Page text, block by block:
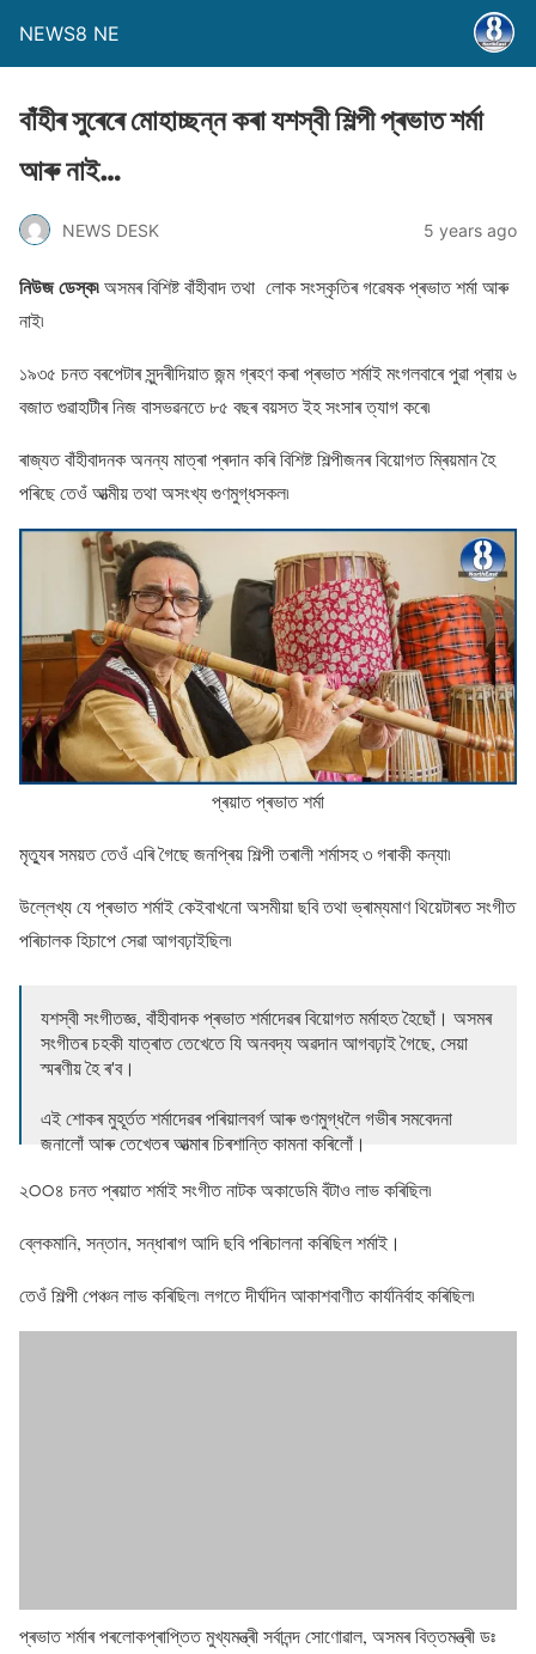
NEWS8 NE
বাঁহীৰ সুৰেৰে মোহাচ্ছন্ন কৰা যশস্বী শিল্পী প্ৰভাত শৰ্মা
আৰু নাই…
NEWS DESK 5 years ago
নিউজ ডেস্ক৷অসমৰ বিশিষ্ট বাঁহীবাদ তথা লোক সংস্কৃতিৰ গৱেষক প্ৰভাত শৰ্মা আৰু
নাই৷
১৯৩৫ চনত বৰপেটাৰ সুন্দৰীদিয়াত জন্ম গ্ৰহণ কৰা প্ৰভাত শৰ্মাই মংগলবাৰে পুৱা প্ৰায় ৬
বজাত গুৱাহাটীৰ নিজ বাসভৱনতে ৮৫ বছৰ বয়সত ইহ সংসাৰ ত্যাগ কৰে৷
ৰাজ্যত বাঁহীবাদনক অনন্য মাত্ৰা প্ৰদান কৰি বিশিষ্ট শিল্পীজনৰ বিয়ােগত ম্ৰিয়মান হৈ
পৰিছে তেওঁ আত্মীয় তথা অসংখ্য গুণমুগ্ধসকল৷
প্ৰয়াত প্ৰভাত শৰ্মা
মৃত্যুৰ সময়ত তেওঁ এৰি গৈছে জনপ্ৰিয় শিল্পী তৰালী শৰ্মাসহ ৩ গৰাকী কন্যা৷
উল্লেখ্য যে প্ৰভাত শৰ্মাই কেইবাখনো অসমীয়া ছবি তথা ভ্ৰাম্যমাণ থিয়েটাৰত সংগীত
পৰিচালক হিচাপে সেৱা আগবঢ়াইছিল৷
যশস্বী সংগীতজ্ঞ, বাঁহীবাদক প্ৰভাত শৰ্মাদেৱৰ বিয়োগত মৰ্মাহত হৈছোঁ। অসমৰ
সংগীতৰ চহকী যাত্ৰাত তেখেতে যি অনবদ্য অৱদান আগবঢ়াই গৈছে, সেয়া
স্মৰণীয় হৈ ৰ'ব।
এই শোকৰ মুহূৰ্তত শৰ্মাদেৱৰ পৰিয়ালবৰ্গ আৰু গুণমুগ্ধলৈ গভীৰ সমবেদনা
জনালোঁ আৰু তেখেতৰ আত্মাৰ চিৰশান্তি কামনা কৰিলোঁ।
ঔঁ শান্তিpic.twitter.com/QlSPkCkUUa
— Sarbananda Sonowal (@sarbanandsonwal) March 2,
২੦੦৪ চনত প্ৰয়াত শৰ্মাই সংগীত নাটক অকাডেমি বঁটাও লাভ কৰিছিল৷
ব্লেকমানি, সন্তান, সন্ধাৰাগ আদি ছবি পৰিচালনা কৰিছিল শৰ্মাই।
তেওঁ শিল্পী পেঞ্চন লাভ কৰিছিল৷ লগতে দীৰ্ঘদিন আকাশবাণীত কাৰ্যনিৰ্বাহ কৰিছিল৷
প্ৰভাত শৰ্মাৰ পৰলোকপ্ৰাপ্তিত মুখ্যমন্ত্ৰী সৰ্বানন্দ সোণোৱাল, অসমৰ বিত্তমন্ত্ৰী ডঃ